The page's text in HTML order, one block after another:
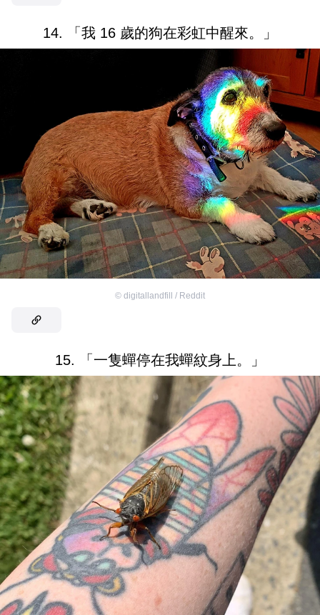
14. 「我 16 歲的狗在彩虹中醒來。」
© digitallandfill / Reddit
15. 「一隻蟬停在我蟬紋身上。」